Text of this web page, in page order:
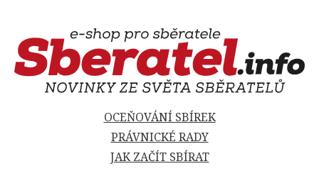
OCEŇOVÁNÍ SBÍREK
PRÁVNICKÉ RADY
JAK ZAČÍT SBÍRAT